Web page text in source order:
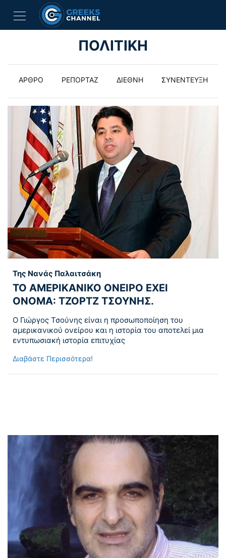
ΠΟΛΙΤΙΚΗ
ΑΡΘΡΟ ΡΕΠΟΡΤΑΖ ΔΙΕΘΝΗ ΣΥΝΕΝΤΕΥΞΗ
Της Νανάς Παλαιτσάκη
ΤΟ ΑΜΕΡΙΚΑΝΙΚΟ ΟΝΕΙΡΟ ΕΧΕΙ
ΟΝΟΜΑ: ΤΖΟΡΤΖ ΤΣΟΥΝΗΣ.
Ο Γιώργος Τσούνης είναι η προσωποποίηση του
αμερικανικού ονείρου και η ιστορία του αποτελεί μια
εντυπωσιακή ιστορία επιτυχίας
Διαβάστε Περισσότερα!